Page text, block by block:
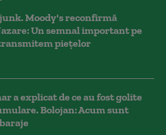
junk. Moody's reconfirmă
Un semnal important pe
piețelor
a explicat de ce au fost golite
Bolojan: Acum sunt